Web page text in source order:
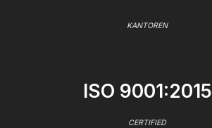
KANTOREN
ISO 9001:2015
CERTIFIED